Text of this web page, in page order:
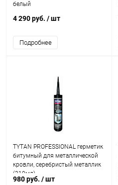
белый
4 290 руб. / шт
Подробнее
TYTAN PROFESSIONAL герметик
битумный для металлической
кровли, серебристый металлик
(310мл)
980 руб. / шт